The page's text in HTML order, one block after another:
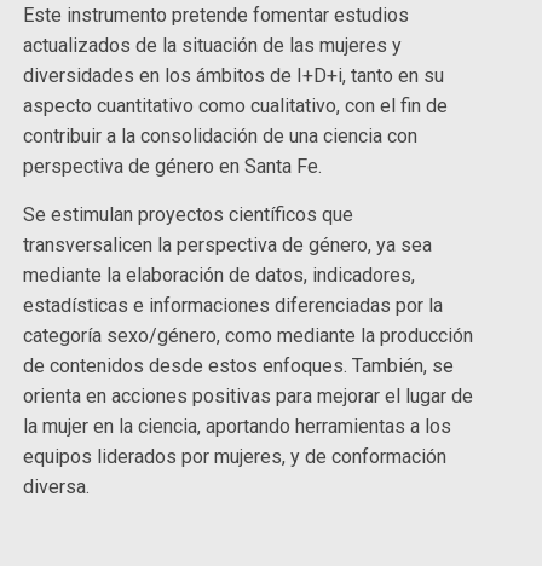
Este instrumento pretende fomentar estudios
actualizados de la situación de las mujeres y
diversidades en los ámbitos de I+D+i, tanto en su
aspecto cuantitativo como cualitativo, con el fin de
contribuir a la consolidación de una ciencia con
perspectiva de género en Santa Fe.
Se estimulan proyectos científicos que
transversalicen la perspectiva de género, ya sea
mediante la elaboración de datos, indicadores,
estadísticas e informaciones diferenciadas por la
categoría sexo/género, como mediante la producción
de contenidos desde estos enfoques. También, se
orienta en acciones positivas para mejorar el lugar de
la mujer en la ciencia, aportando herramientas a los
equipos liderados por mujeres, y de conformación
diversa.